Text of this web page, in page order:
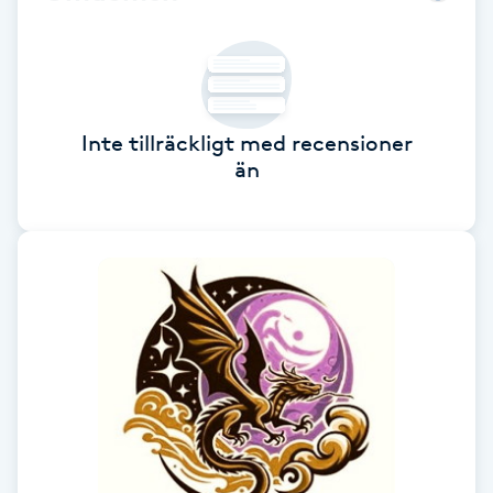
Dermapen
Extensions borttagning
Inte tillräckligt med recensioner
än